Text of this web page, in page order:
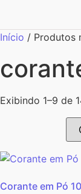
Início / Produtos
Exibindo 1–9 de
Corante em Pó